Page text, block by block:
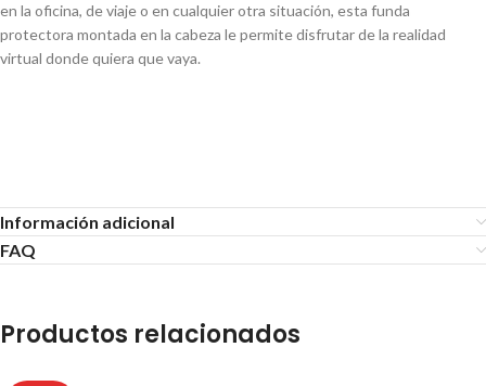
en la oficina, de viaje o en cualquier otra situación, esta funda
protectora montada en la cabeza le permite disfrutar de la realidad
virtual donde quiera que vaya.
Información adicional
FAQ
Productos relacionados